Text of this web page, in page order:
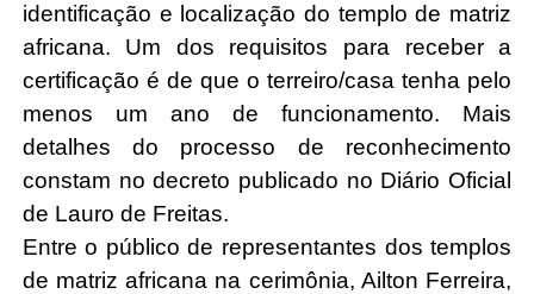
identificação e localização do templo de matriz
africana. Um dos requisitos para receber a
certificação é de que o terreiro/casa tenha pelo
menos um ano de funcionamento. Mais
detalhes do processo de reconhecimento
constam no decreto publicado no Diário Oficial
de Lauro de Freitas.
Entre o público de representantes dos templos
de matriz africana na cerimônia, Ailton Ferreira,